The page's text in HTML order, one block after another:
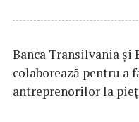
Banca Transilvania şi
colaborează pentru a
antreprenorilor la